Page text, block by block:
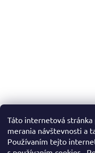
Táto internetová stránka
merania návštevnosti a
Používaním tejto